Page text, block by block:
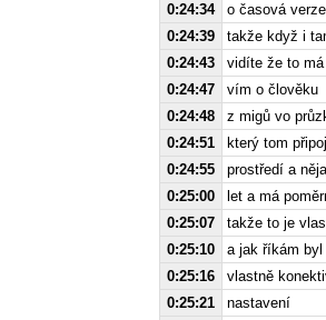
0:24:34
o časová
0:24:39
takže když i
0:24:43
vidíte že to
0:24:47
vím o člověku
0:24:48
z migů vo
0:24:51
který tom
0:24:55
prostředí a
0:25:00
let a má
0:25:07
takže to je
0:25:10
a jak říkám
0:25:16
vlastně
0:25:21
nastavení